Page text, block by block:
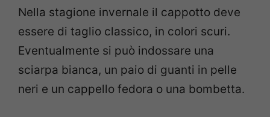
Nella stagione invernale il cappotto deve
essere di taglio classico, in colori scuri.
Eventualmente si può indossare una
sciarpa bianca, un paio di guanti in pelle
neri e un cappello fedora o una bombetta.